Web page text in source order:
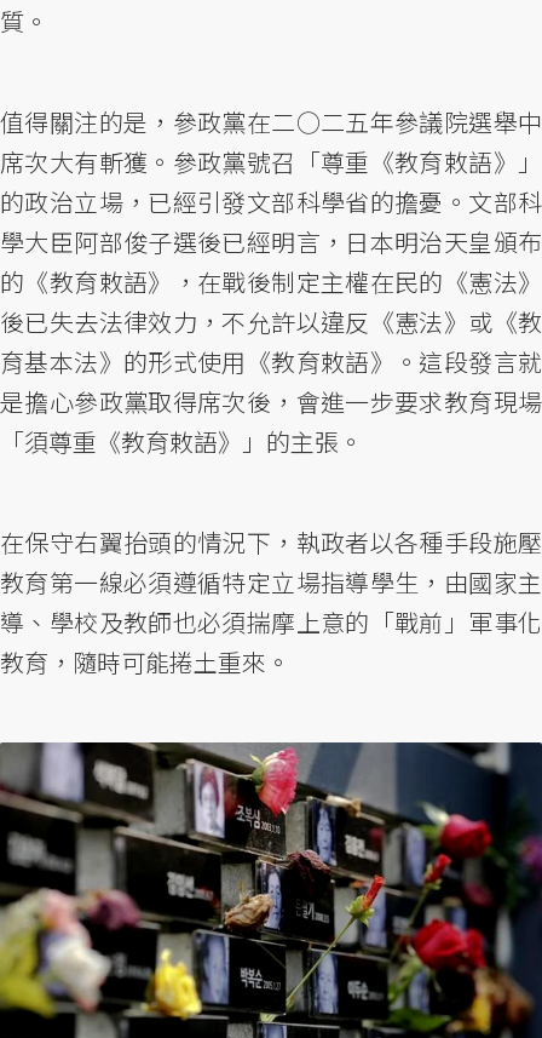
質。
值得關注的是，參政黨在二○二五年參議院選舉中
席次大有斬獲。參政黨號召「尊重《教育敕語》」
的政治立場，已經引發文部科學省的擔憂。文部科
學大臣阿部俊子選後已經明言，日本明治天皇頒布
的《教育敕語》，在戰後制定主權在民的《憲法》
後已失去法律效力，不允許以違反《憲法》或《教
育基本法》的形式使用《教育敕語》。這段發言就
是擔心參政黨取得席次後，會進一步要求教育現場
「須尊重《教育敕語》」的主張。
在保守右翼抬頭的情況下，執政者以各種手段施壓
教育第一線必須遵循特定立場指導學生，由國家主
導、學校及教師也必須揣摩上意的「戰前」軍事化
教育，隨時可能捲土重來。